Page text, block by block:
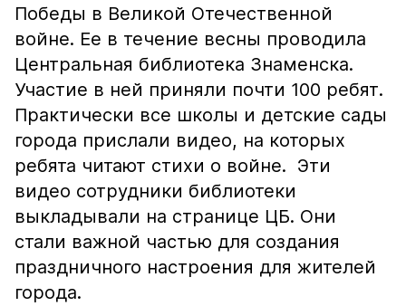
Победы в Великой Отечественной
войне. Ее в течение весны проводила
Центральная библиотека Знаменска.
Участие в ней приняли почти 100 ребят.
Практически все школы и детские сады
города прислали видео, на которых
ребята читают стихи о войне. Эти
видео сотрудники библиотеки
выкладывали на странице ЦБ. Они
стали важной частью для создания
праздничного настроения для жителей
города.